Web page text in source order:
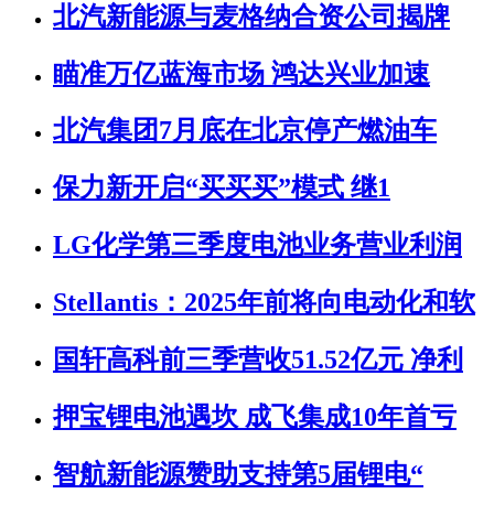
北汽新能源与麦格纳合资公司揭牌
瞄准万亿蓝海市场 鸿达兴业加速
北汽集团7月底在北京停产燃油车
保力新开启“买买买”模式 继1
LG化学第三季度电池业务营业利润
Stellantis：2025年前将向电动化和软
国轩高科前三季营收51.52亿元 净利
押宝锂电池遇坎 成飞集成10年首亏
智航新能源赞助支持第5届锂电“